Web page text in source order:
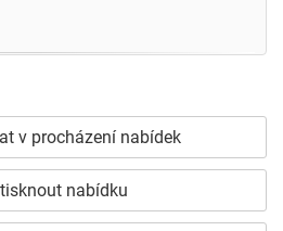
v procházení nabídek
nabídku